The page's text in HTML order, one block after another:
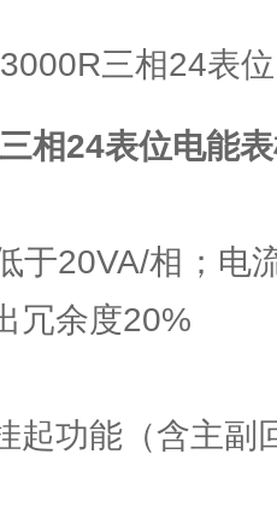
相24表位电能
于20VA/相；电
冗余度20%
起功能（含主副